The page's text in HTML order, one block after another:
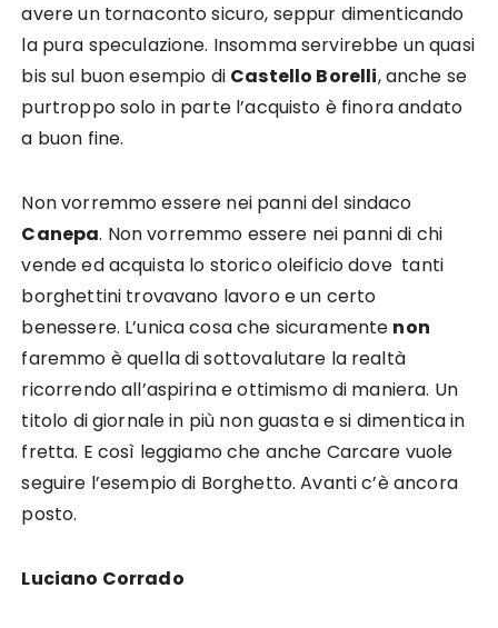
avere un tornaconto sicuro, seppur dimenticando
la pura speculazione. Insomma servirebbe un quasi
bis sul buon esempio di Castello Borelli, anche se
purtroppo solo in parte l’acquisto è finora andato
a buon fine.
Non vorremmo essere nei panni del sindaco
Canepa. Non vorremmo essere nei panni di chi
vende ed acquista lo storico oleificio dove tanti
borghettini trovavano lavoro e un certo
benessere. L’unica cosa che sicuramente non
faremmo è quella di sottovalutare la realtà
ricorrendo all’aspirina e ottimismo di maniera. Un
titolo di giornale in più non guasta e si dimentica in
fretta. E così leggiamo che anche Carcare vuole
seguire l’esempio di Borghetto. Avanti c’è ancora
posto.
Luciano Corrado